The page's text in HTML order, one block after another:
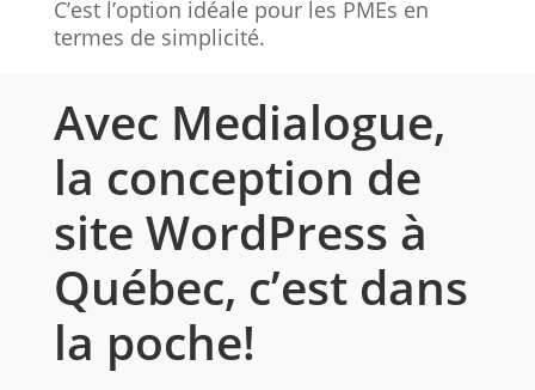
C’est l’option idéale pour les PMEs en
termes de simplicité.
Avec Medialogue,
la conception de
site WordPress à
Québec, c’est dans
la poche!